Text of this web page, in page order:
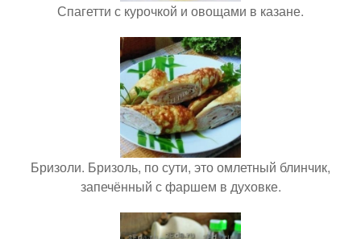
Спагетти с курочкой и овощами в казане.
Бризоли. Бризоль, по сути, это омлетный блинчик,
запечённый с фаршем в духовке.